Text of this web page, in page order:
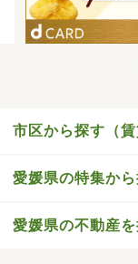
市区から探す（
愛媛県の特集か
愛媛県の不動産